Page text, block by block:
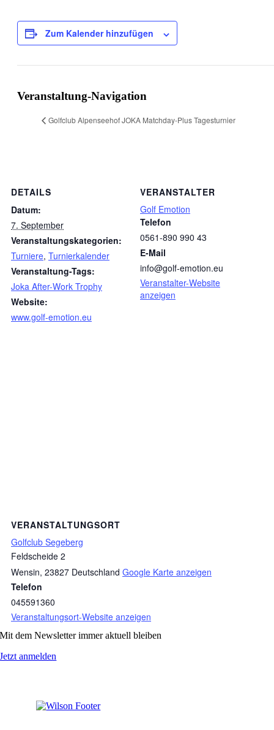
Zum Kalender hinzufügen
Veranstaltung-Navigation
Golfclub Alpenseehof JOKA Matchday-Plus Tagesturnier
DETAILS
Datum:
7. September
Veranstaltungskategorien:
Turniere, Turnierkalender
Veranstaltung-Tags:
Joka After-Work Trophy
Website:
www.golf-emotion.eu
VERANSTALTER
Golf Emotion
Telefon
0561-890 990 43
E-Mail
info@golf-emotion.eu
Veranstalter-Website
anzeigen
VERANSTALTUNGSORT
Golfclub Segeberg
Feldscheide 2
Wensin, 23827 Deutschland Google Karte anzeigen
Telefon
045591360
Veranstaltungsort-Website anzeigen
Mit dem Newsletter immer aktuell bleiben
Jetzt anmelden